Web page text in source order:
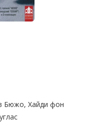
Бюжо, Хайди фон